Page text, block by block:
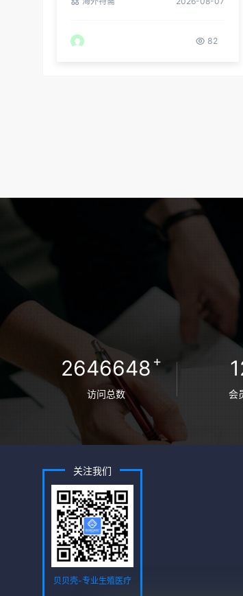
82
2646648 +
访问总数 会
关注我们
贝贝壳-专业生殖医疗